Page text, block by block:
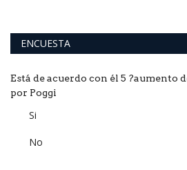
ENCUESTA
Está de acuerdo con él 5 ?aumento
por Poggi
Si
No